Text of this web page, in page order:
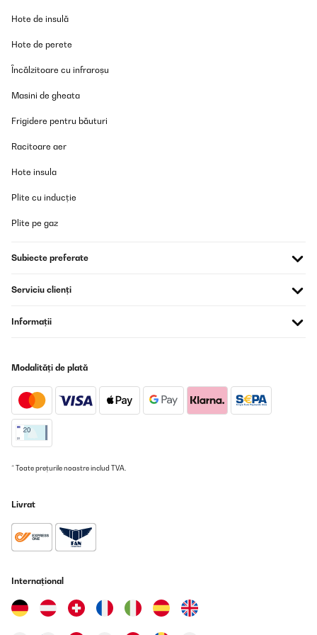
Super
Marta
Traducere
Habe den Kühlschrank für meinen Camper gekauft. Er macht
Verschluss ist während des Fahrens aufjedenfall ein
Pluspunkt.Gerne wieder :)
Amazon-Benutzer
Il est difficile de trouver ce genre de petit frigo qui se situe entre la
encombrement réduit de type niche mais pouvant accueillir un
frigo accepte les bouteilles de 1L-1,5L et peut même accueillir des
plats et assiettes.Il est idéal pour une loge artiste dans un théâtre
comme c'est notre cas.
Utilisateur d'Amazon
Nach langem suchen endlich den richtigen Kühlschrank
gefunden. Ich nutze ihn als Zweit-Kühlschrank zum kühlen von
ausreichend. Ich kann ihn sehr empfehlen.
Amazon-Benutzer
Hote de insulă
Hote de perete
Încălzitoare cu infraroșu
Masini de gheata
Frigidere pentru băuturi
Racitoare aer
Hote insula
Plite cu inducție
Plite pe gaz
Subiecte preferate
Serviciu clienți
Informații
Modalități de plată
* Toate prețurile noastre includ TVA.
Livrat
Internațional